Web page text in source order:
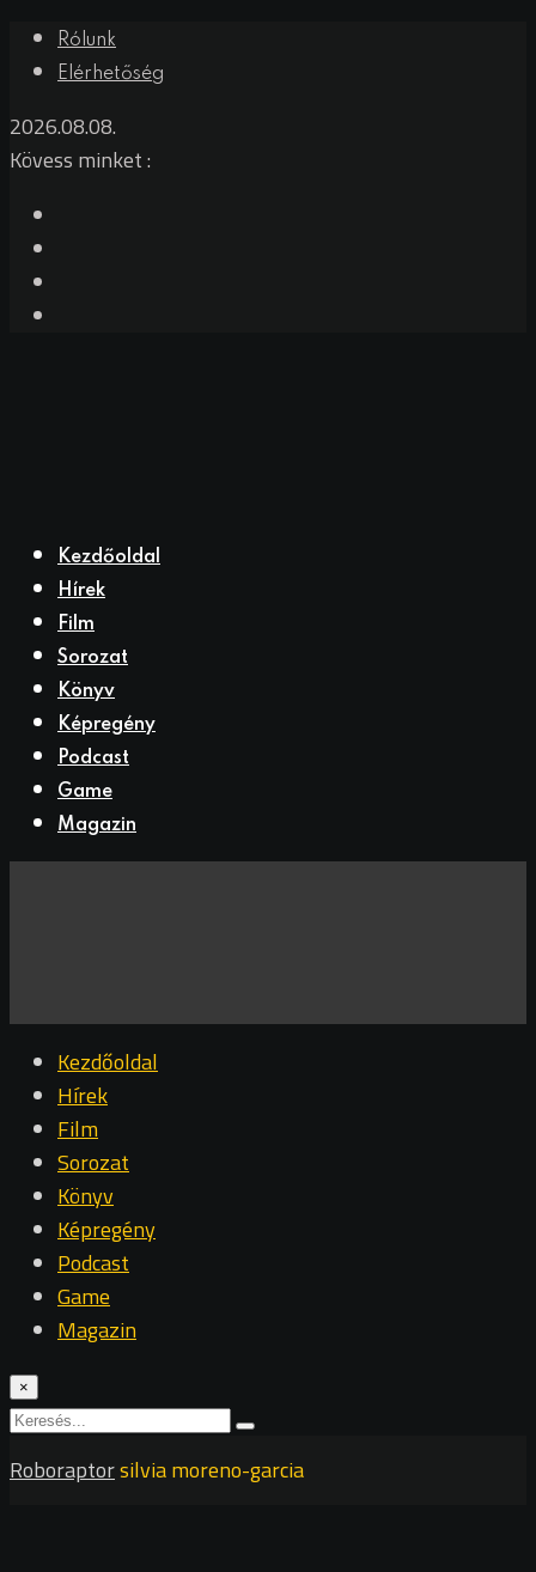
Skip
Rólunk
Elérhetőség
2026.08.08.
Kövess minket :
Kezdőoldal
Hírek
Film
Sorozat
Könyv
Képregény
Podcast
Game
Magazin
Kezdőoldal
Hírek
Film
Sorozat
Könyv
Képregény
Podcast
Game
Magazin
×
Roboraptorsilvia moreno-garcia